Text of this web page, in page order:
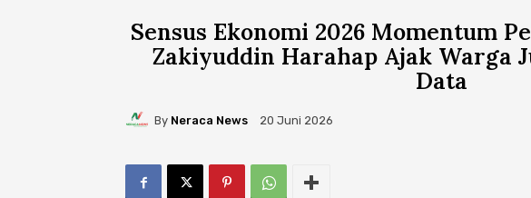
Sensus Ekonomi 2026 Momentum
Zakiyuddin Harahap Ajak Warga
Data
By Neraca News 20 Juni 2026